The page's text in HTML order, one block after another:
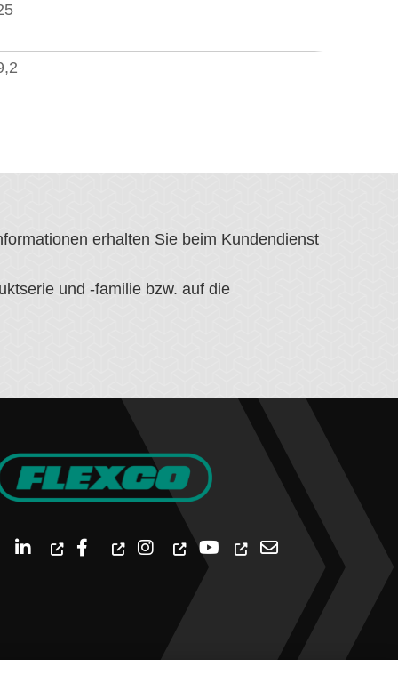
erhalten Sie beim Kundendienst
und -familie bzw. auf die